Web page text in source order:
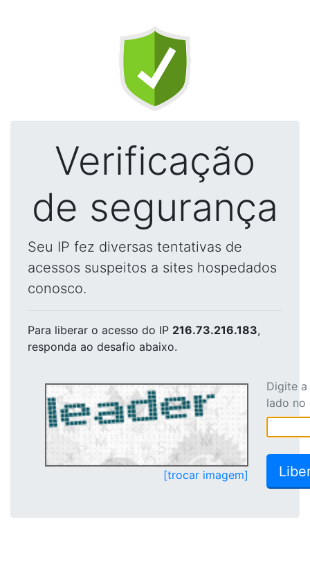
Verificação
de segurança
Seu IP fez diversas tentativas de
acessos suspeitos a sites hospedados
conosco.
Para liberar o acesso do IP 216.73.216.183,
responda ao desafio abaixo.
[trocar imagem]
Digite
lado no